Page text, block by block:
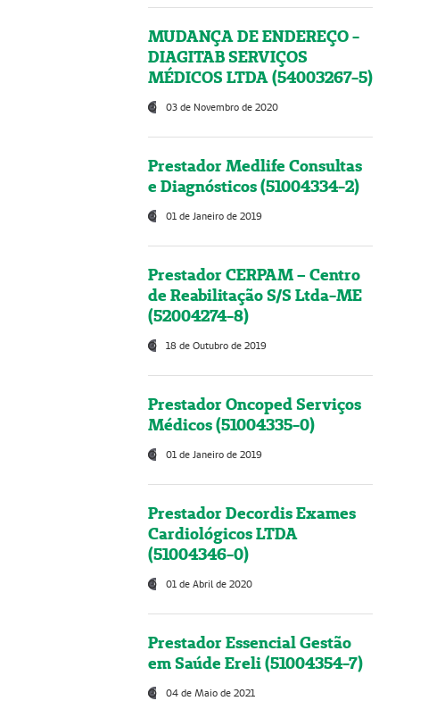
MUDANÇA DE ENDEREÇO -
DIAGITAB SERVIÇOS
MÉDICOS LTDA (54003267-5)
03 de Novembro de 2020
Prestador Medlife Consultas
e Diagnósticos (51004334-2)
01 de Janeiro de 2019
Prestador CERPAM – Centro
de Reabilitação S/S Ltda-ME
(52004274-8)
18 de Outubro de 2019
Prestador Oncoped Serviços
Médicos (51004335-0)
01 de Janeiro de 2019
Prestador Decordis Exames
Cardiológicos LTDA
(51004346-0)
01 de Abril de 2020
Prestador Essencial Gestão
em Saúde Ereli (51004354-7)
04 de Maio de 2021